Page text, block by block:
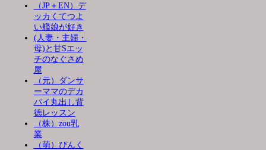
（JP＋EN）デ
ッカくてつよ
い艦娘が好き
(人妻・主婦・
母)と甘Sエッ
チのなぐさめ
屋
（元）ダンサ
ーママのデカ
パイ丸出し背
徳レッスン
（株）zou乳
業
（萌）ぴんく